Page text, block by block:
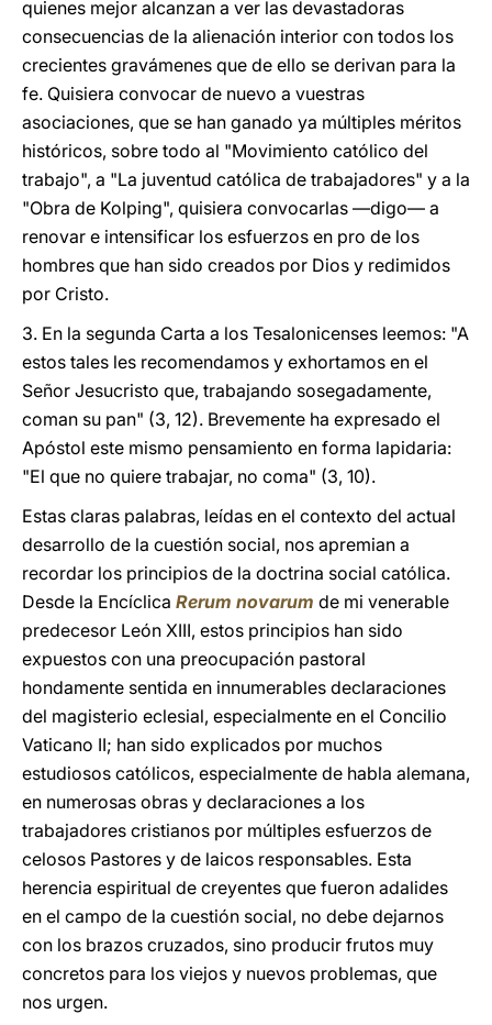
quienes mejor alcanzan a ver las devastadoras
consecuencias de la alienación interior con todos los
crecientes gravámenes que de ello se derivan para la
fe. Quisiera convocar de nuevo a vuestras
asociaciones, que se han ganado ya múltiples méritos
históricos, sobre todo al "Movimiento católico del
trabajo", a "La juventud católica de trabajadores" y a la
"Obra de Kolping", quisiera convocarlas —digo— a
renovar e intensificar los esfuerzos en pro de los
hombres que han sido creados por Dios y redimidos
por Cristo.
3. En la segunda Carta a los Tesalonicenses leemos: "A
estos tales les recomendamos y exhortamos en el
Señor Jesucristo que, trabajando sosegadamente,
coman su pan" (3, 12). Brevemente ha expresado el
Apóstol este mismo pensamiento en forma lapidaria:
"El que no quiere trabajar, no coma" (3, 10).
Estas claras palabras, leídas en el contexto del actual
desarrollo de la cuestión social, nos apremian a
recordar los principios de la doctrina social católica.
Desde la Encíclica Rerum novarum de mi venerable
predecesor León XIII, estos principios han sido
expuestos con una preocupación pastoral
hondamente sentida en innumerables declaraciones
del magisterio eclesial, especialmente en el Concilio
Vaticano II; han sido explicados por muchos
estudiosos católicos, especialmente de habla alemana,
en numerosas obras y declaraciones a los
trabajadores cristianos por múltiples esfuerzos de
celosos Pastores y de laicos responsables. Esta
herencia espiritual de creyentes que fueron adalides
en el campo de la cuestión social, no debe dejarnos
con los brazos cruzados, sino producir frutos muy
concretos para los viejos y nuevos problemas, que
nos urgen.